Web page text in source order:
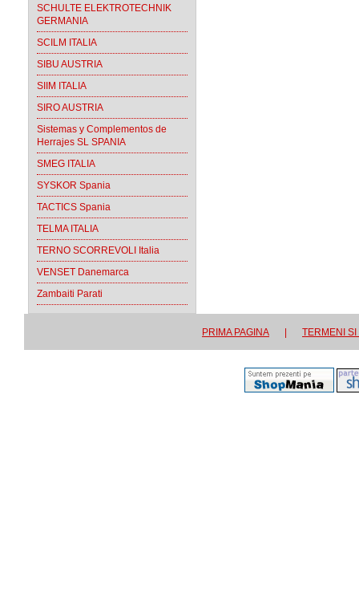
SCHULTE ELEKTROTECHNIK
GERMANIA
SCILM ITALIA
SIBU AUSTRIA
SIIM ITALIA
SIRO AUSTRIA
Sistemas y Complementos de
Herrajes SL SPANIA
SMEG ITALIA
SYSKOR Spania
TACTICS Spania
TELMA ITALIA
TERNO SCORREVOLI Italia
VENSET Danemarca
Zambaiti Parati
PRIMA PAGINA TERMENI SI